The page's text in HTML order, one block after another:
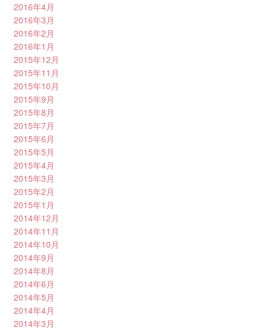
2016年4月
2016年3月
2016年2月
2016年1月
2015年12月
2015年11月
2015年10月
2015年9月
2015年8月
2015年7月
2015年6月
2015年5月
2015年4月
2015年3月
2015年2月
2015年1月
2014年12月
2014年11月
2014年10月
2014年9月
2014年8月
2014年6月
2014年5月
2014年4月
2014年3月